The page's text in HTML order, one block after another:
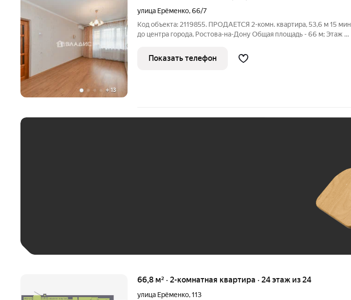
+13
улица Ерёменко,66/7
Код объекта: 2119855. ПРОДАЕТСЯ 2-комн. квартира, 53,6 м 15 мин
до центра города, Ростова-на-Дону Общая площадь - 66 м; Этаж -
Показать телефон
66,8 м² · 2-комнатная квартира · 24 этаж из 24
улица Ерёменко,113